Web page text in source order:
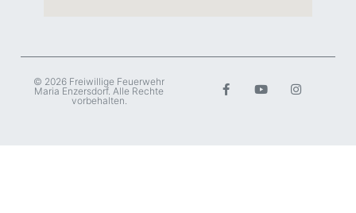
© 2026 Freiwillige Feuerwehr
Maria Enzersdorf. Alle Rechte
vorbehalten.